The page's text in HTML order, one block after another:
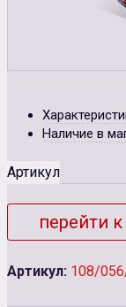
Наличие в
Артикул
перейти
Артикул: 108/